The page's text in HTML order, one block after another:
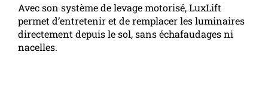
Avec son système de levage motorisé, LuxLift
permet d’entretenir et de remplacer les luminaires
directement depuis le sol, sans échafaudages ni
nacelles.